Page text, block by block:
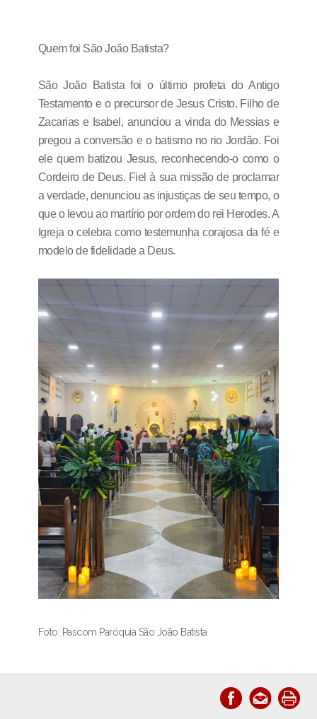
Quem foi São João Batista?
São João Batista foi o último profeta do Antigo
Testamento e o precursor de Jesus Cristo. Filho de
Zacarias e Isabel, anunciou a vinda do Messias e
pregou a conversão e o batismo no rio Jordão. Foi
ele quem batizou Jesus, reconhecendo-o como o
Cordeiro de Deus. Fiel à sua missão de proclamar
a verdade, denunciou as injustiças de seu tempo, o
que o levou ao martírio por ordem do rei Herodes. A
Igreja o celebra como testemunha corajosa da fé e
modelo de fidelidade a Deus.
Foto: Pascom Paróquia São João Batista